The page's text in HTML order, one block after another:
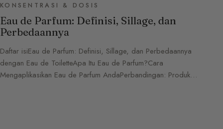
KONSENTRASI & DOSIS
Eau de Parfum: Definisi, Sillage, dan
Perbedaannya
Daftar isiEau de Parfum: Definisi, Sillage, dan Perbedaannya
dengan Eau de ToiletteApa Itu Eau de Parfum?Cara
Mengaplikasikan Eau de Parfum AndaPerbandingan: Produk…